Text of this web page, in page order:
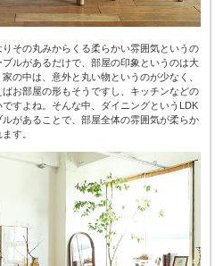
その丸みからくる柔らかい雰囲気というの
ルがあるだけで、部屋の印象というのは大
の中は、意外と丸い物というのが少なく、
お部屋の形もそうですし、キッチンなどの
すよね。そんな中、ダイニングというLDK
があることで、部屋全体の雰囲気が柔らか
す。